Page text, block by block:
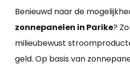
Benieuwd naar de
zonnepanelen in Parike?
milieubewust
geld. Op basis van